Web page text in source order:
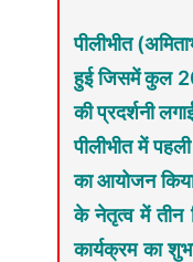
पीलीभीत
हुई जिसमें कुल 20
की प्रदर्शनी
पीलीभीत में
का आयोजन
के नेतृत्व में तीन
कार्यक्रम का